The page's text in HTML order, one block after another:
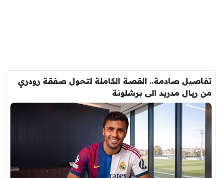
تفاصيل صادمة.. القصة الكاملة لتحول صفقة رودري
من ريال مدريد الى برشلونة